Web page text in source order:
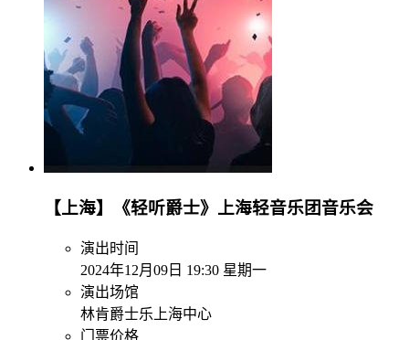
【上海】《轻听爵士》上海轻音乐团音乐会
演出时间
2024年12月09日 19:30 星期一
演出场馆
林肯爵士乐上海中心
门票价格